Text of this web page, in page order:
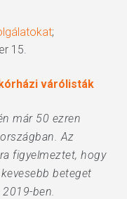
;
15.
várólisták
már 50 ezren
Az
figyelmeztet, hogy
beteget
ben.